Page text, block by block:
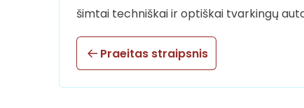
šimtai techniškai ir optiškai tvarkingų
Praeitas straipsnis